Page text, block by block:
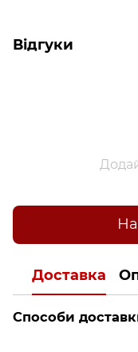
Відгуки
Доставка
Способи